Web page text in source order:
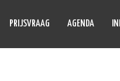
PRIJSVRAAG AGENDA